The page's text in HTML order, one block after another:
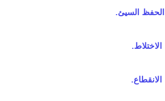
الحفظ السيئ.
الاختلاط.
الانقطاع.